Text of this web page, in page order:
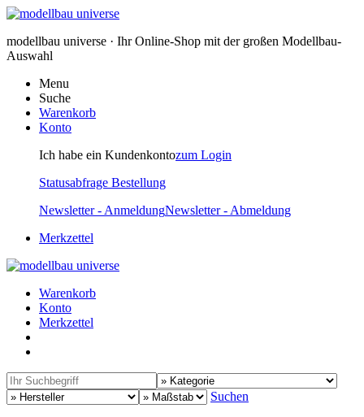
modellbau universe · Ihr Online-Shop mit der großen Modellbau-
Auswahl
Menu
Suche
Warenkorb
Konto
Ich habe ein Kundenkontozum Login
Statusabfrage Bestellung
Newsletter - AnmeldungNewsletter - Abmeldung
Merkzettel
Warenkorb
Konto
Merkzettel
Suchen